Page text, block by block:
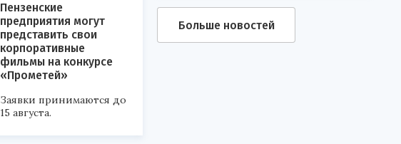
Пензенские
предприятия могут
представить свои
корпоративные
фильмы на конкурсе
«Прометей»
Заявки принимаются до
15 августа.
Больше новостей